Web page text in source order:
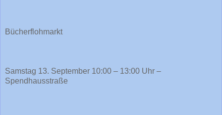
Bücherflohmarkt
Samstag 13. September 10:00 – 13:00 Uhr –
Spendhausstraße